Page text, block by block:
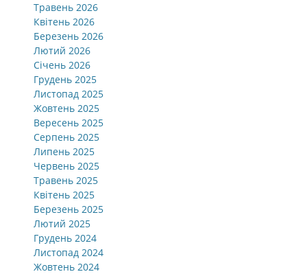
Травень 2026
Квітень 2026
Березень 2026
Лютий 2026
Січень 2026
Грудень 2025
Листопад 2025
Жовтень 2025
Вересень 2025
Серпень 2025
Липень 2025
Червень 2025
Травень 2025
Квітень 2025
Березень 2025
Лютий 2025
Грудень 2024
Листопад 2024
Жовтень 2024